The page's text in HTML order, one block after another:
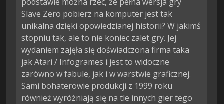
Slave Zero pobierz na komputer jest tak
unikalna dzięki opowiedzianej historii? W jakimś
stopniu tak, ale to nie koniec zalet gry. Jej
wydaniem zajęła się doświadczona firma taka
jak Atari / Infogrames i jest to widoczne
zarówno w fabule, jak i w warstwie graficznej.
Sami bohaterowie produkcji z 1999 roku
również wyróżniają się na tle innych gier tego